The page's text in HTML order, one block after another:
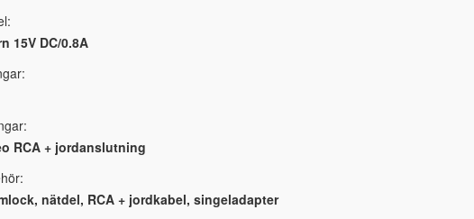
15V DC/0.8A
RCA + jordanslutning
nätdel, RCA + jordkabel, singeladapter